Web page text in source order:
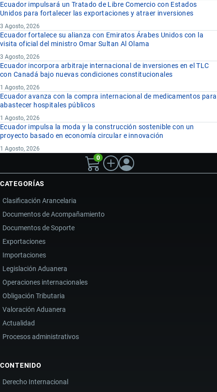
Ecuador impulsará un Tratado de Libre Comercio con Estados
Unidos para fortalecer las exportaciones y atraer inversiones
3 Agosto, 2026
Ecuador fortalece su alianza con Emiratos Árabes Unidos con la
visita oficial del ministro Omar Sultan Al Olama
3 Agosto, 2026
Ecuador incorpora arbitraje internacional de inversiones en el TLC
con Canadá bajo nuevas condiciones constitucionales
1 Agosto, 2026
Ecuador avanza con la compra internacional de medicamentos para
abastecer hospitales públicos
1 Agosto, 2026
Ecuador impulsa la moda y la construcción sostenible con un
proyecto basado en economía circular e innovación
1 Agosto, 2026
0
CATEGORÍAS
Clasificación Arancelaria
Documentos de Acompañamiento
Documentos de Soporte
Exportaciones
Importaciones
Legislación Aduanera
Operaciones internacionales
Obligación Tributaria
Valoración Aduanera
Actualidad
Procesos administrativos
CONTENIDO
Derecho Internacional